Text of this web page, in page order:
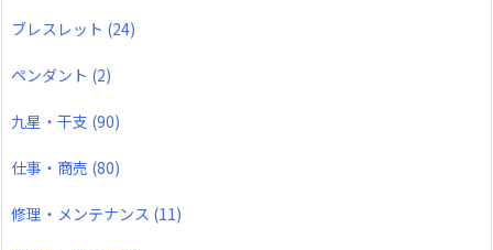
ブレスレット (24)
ペンダント (2)
九星・干支 (90)
仕事・商売 (80)
修理・メンテナンス (11)